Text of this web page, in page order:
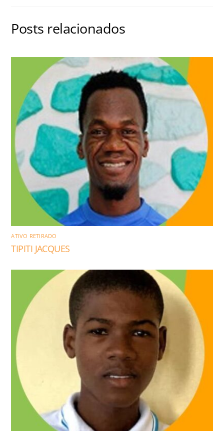
Posts relacionados
ATIVO RETIRADO
TIPITI JACQUES